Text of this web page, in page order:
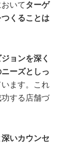
いてターゲ
くることは
ョンを深く
ーズとしっ
ます。これ
する店舗づ
いカウンセ